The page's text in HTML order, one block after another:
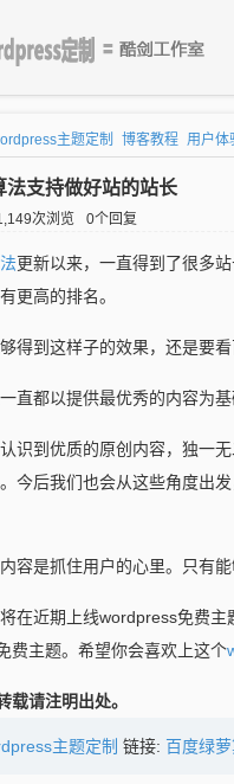
主题定制 博客教程 用户体
法支持做好站的站长
次浏览 0个回复
更新以来，一直得到了很多
更高的排名。
得到这样子的效果，还是要看
一直都以提供最优秀的内容为
识到优质的原创内容，独一
今后我们也会从这些角度出
容是抓住用户的心里。只有
在近期上线wordpress免费
费主题。希望你会喜欢上这个
载请注明出处。
主题定制 链接: 百度绿